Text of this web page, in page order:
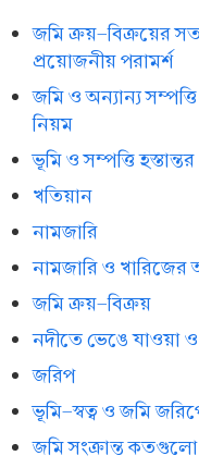
জমি ক্রয়-বিক্রয়ের
প্রয়োজনীয় পরামর্শ
জমি ও অন্যান্য
নিয়ম
ভূমি ও সম্পত্তি
খতিয়ান
নামজারি
নামজারি ও
জমি ক্রয়-বিক্রয়
নদীতে ভেঙে যাওয়া
জরিপ
ভূমি-স্বত্ব ও জমি
জমি সংক্রান্ত